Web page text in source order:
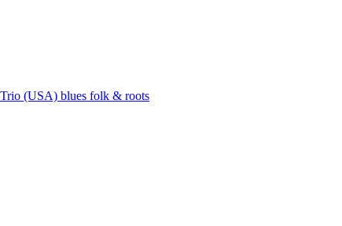
(USA) blues folk & roots